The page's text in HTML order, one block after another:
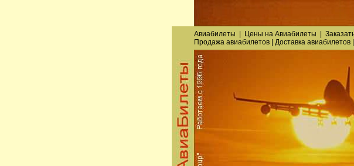
Авиабилеты Цены на Авиабилеты
Продажа авиабилетов| Доставка авиабилетов|